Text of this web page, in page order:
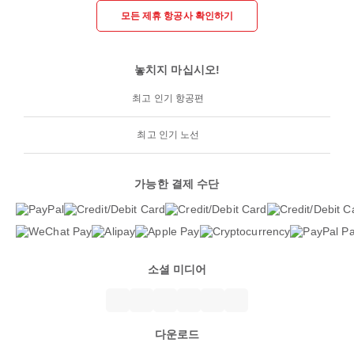
모든 제휴 항공사 확인하기
놓치지 마십시오!
최고 인기 항공편
최고 인기 노선
가능한 결제 수단
소셜 미디어
다운로드